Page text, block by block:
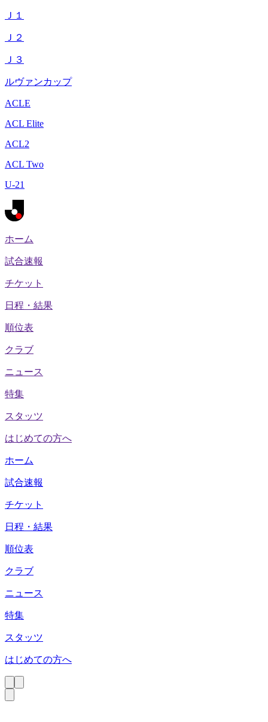
Ｊ１
Ｊ２
Ｊ３
ルヴァンカップ
ACLE
ACL Elite
ACL2
ACL Two
U-21
ホーム
試合速報
チケット
日程・結果
順位表
クラブ
ニュース
特集
スタッツ
はじめての方へ
ホーム
試合速報
チケット
日程・結果
順位表
クラブ
ニュース
特集
スタッツ
はじめての方へ